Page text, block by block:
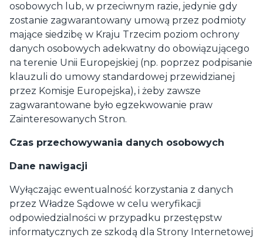
osobowych lub, w przeciwnym razie, jedynie gdy
zostanie zagwarantowany umową przez podmioty
mające siedzibę w Kraju Trzecim poziom ochrony
danych osobowych adekwatny do obowiązującego
na terenie Unii Europejskiej (np. poprzez podpisanie
klauzuli do umowy standardowej przewidzianej
przez Komisje Europejska), i żeby zawsze
zagwarantowane było egzekwowanie praw
Zainteresowanych Stron.
Czas przechowywania danych osobowych
Dane nawigacji
Wyłączając ewentualność korzystania z danych
przez Władze Sądowe w celu weryfikacji
odpowiedzialności w przypadku przestępstw
informatycznych ze szkodą dla Strony Internetowej